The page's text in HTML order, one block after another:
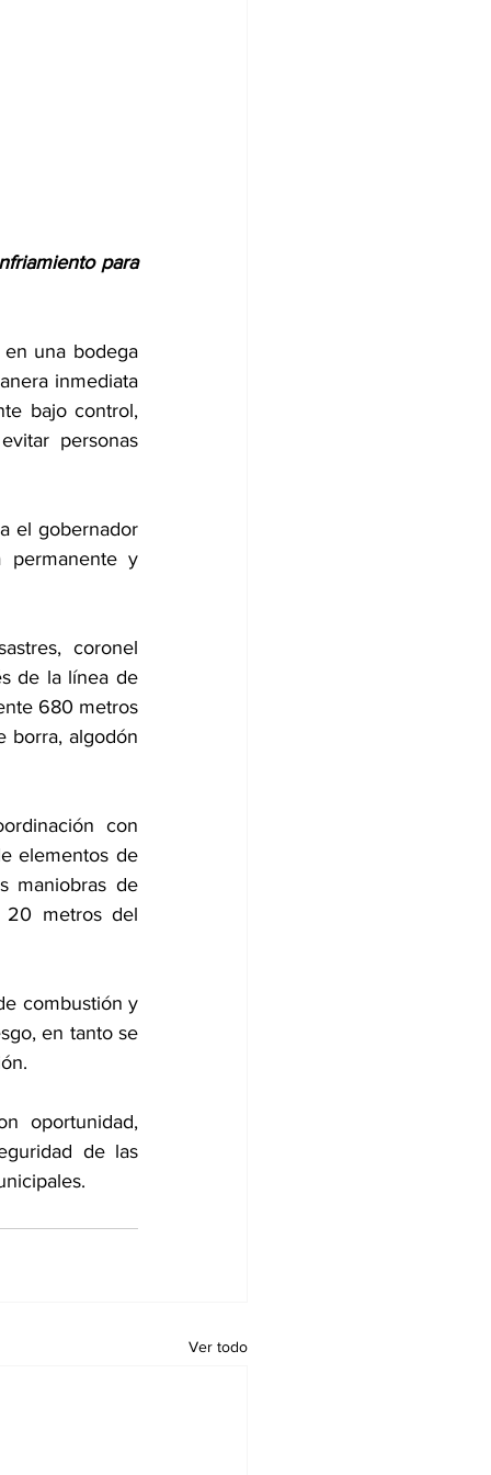
para
una bodega
inmediata
bajo control,
personas
el gobernador
permanente y
coronel
de la línea de
680 metros
borra, algodón
con
elementos de
maniobras de
20 metros del
combustión y
en tanto se
oportunidad,
de las
Ver todo